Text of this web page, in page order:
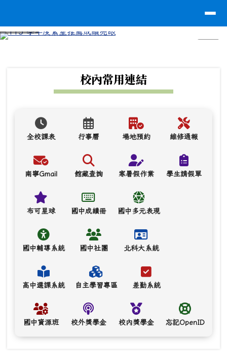
校內常用連結
全校課表 行事曆 場地預約 維修通報
南寧Gmail 館藏查詢 寒暑假作業 學生請假單
布可星球 國中成績冊 國中多元表現
國中輔導系統 國中社團 北科大系統
高中選課系統 自主學習專區 差勤系統
國中資源班 校外獎學金 校內獎學金 忘記OpenID